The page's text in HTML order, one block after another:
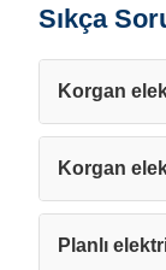
Sıkça
Korgan
Korgan
Planlı